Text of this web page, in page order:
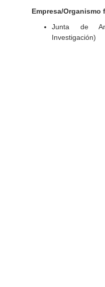
Empresa/Organismo
Junta de
Investigación)